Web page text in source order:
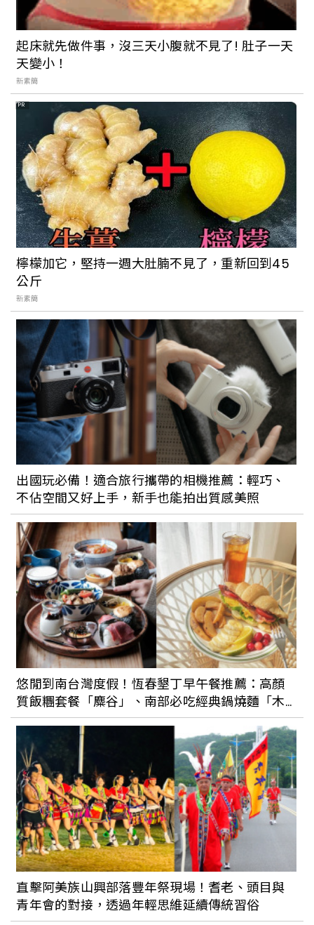
【奶茶團長專欄】櫻花盛開前飛東京，在
富士山景的美好前開起自我的對話
【張維中專欄】東京交通會館的章魚燒
【世界旅宿搜查】東京寶格麗飯店開幕！8
種房型、米其林三星掌廚，飯店內部風格
與規劃詳細公開
吧！（上）
起床就先做件事，沒三天小腹就不見了! 肚子一天
天變小！
新素簡
PR
檸檬加它，堅持一週大肚腩不見了，重新回到45
公斤
新素簡
出國玩必備！適合旅行攜帶的相機推薦：輕巧、
不佔空間又好上手，新手也能拍出質感美照
悠閒到南台灣度假！恆春墾丁早午餐推薦：高顏
質飯糰套餐「麋谷」、南部必吃經典鍋燒麵「木
可晨食」
直擊阿美族山興部落豐年祭現場！耆老、頭目與
青年會的對接，透過年輕思維延續傳統習俗